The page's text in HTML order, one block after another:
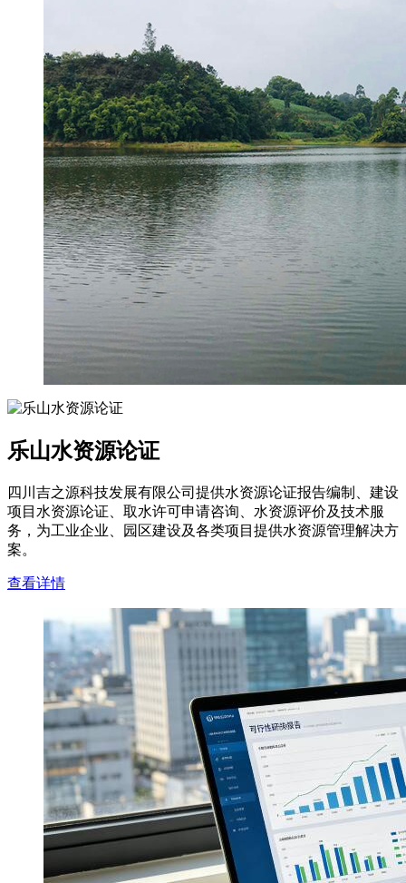
乐山水资源论证
四川吉之源科技发展有限公司提供水资源论证报告编制、建设
项目水资源论证、取水许可申请咨询、水资源评价及技术服
务，为工业企业、园区建设及各类项目提供水资源管理解决方
案。
查看详情